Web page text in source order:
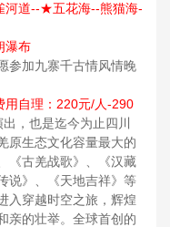
河道--★五花海--熊猫海-
瀑布
参加九寨千古情风情晚
用自理：220元/人-290
，也是迄今为止四川
原生态文化容量最大的
《古羌战歌》、《汉藏
说》、《天地吉祥》等
入穿越时空之旅，辉煌
亲的壮举。全球首创的